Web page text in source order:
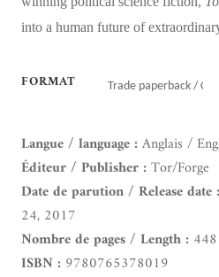
into a human future of
FORMAT
Langue / language :Anglais /
Éditeur / Publisher :Tor/Forge
Date de parution / Release date :
24, 2017
Nombre de pages / Length : 448
ISBN : 9780765378019